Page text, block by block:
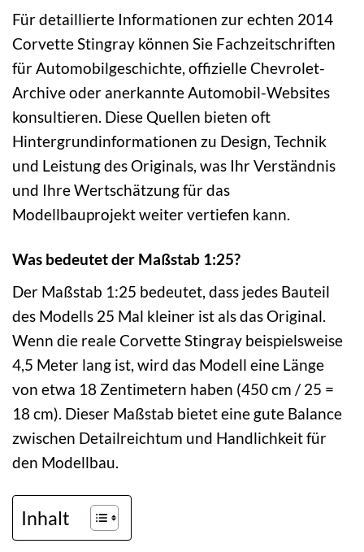
Für detaillierte Informationen zur echten 2014
Corvette Stingray können Sie Fachzeitschriften
für Automobilgeschichte, offizielle Chevrolet-
Archive oder anerkannte Automobil-Websites
konsultieren. Diese Quellen bieten oft
Hintergrundinformationen zu Design, Technik
und Leistung des Originals, was Ihr Verständnis
und Ihre Wertschätzung für das
Modellbauprojekt weiter vertiefen kann.
Was bedeutet der Maßstab 1:25?
Der Maßstab 1:25 bedeutet, dass jedes Bauteil
des Modells 25 Mal kleiner ist als das Original.
Wenn die reale Corvette Stingray beispielsweise
4,5 Meter lang ist, wird das Modell eine Länge
von etwa 18 Zentimetern haben (450 cm / 25 =
18 cm). Dieser Maßstab bietet eine gute Balance
zwischen Detailreichtum und Handlichkeit für
den Modellbau.
Inhalt